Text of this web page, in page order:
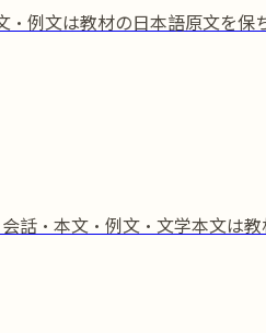
例文は教材の日本語原文を保
話・本文・例文・文学本文は